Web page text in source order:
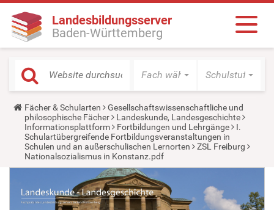
Landesbildungsserver
Baden-Württemberg
Fach wählen Schulstufe
Y
o
u
a
r
e
h
e
:
Fächer & Schularten
Gesellschaftswissenschaftliche und
philosophische Fächer
Landeskunde, Landesgeschichte
Informationsplattform
Fortbildungen und Lehrgänge
I.
Schulartübergreifende Fortbildungsveranstaltungen in
Schulen und an außerschulischen Lernorten
ZSL Freiburg
Nationalsozialismus in Konstanz.pdf